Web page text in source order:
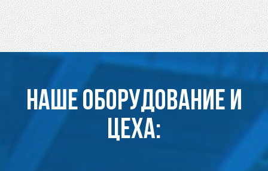
Наше оборудование и
цеха: